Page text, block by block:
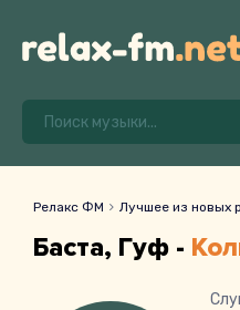
Релакс ФМ Лучшее из новых
Баста, Гуф -